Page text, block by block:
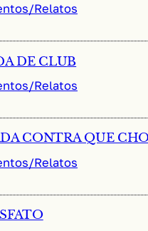
Relatos
DE CLUB
Relatos
CONTRA QUE
Relatos